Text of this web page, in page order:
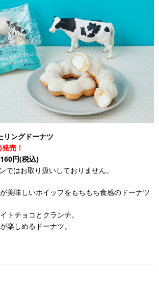
リングドーナツ
売！
円(税込)
はお取り扱いしておりません。
美味しいホイップをもちもち食感のドーナツ
トチョコとクランチ。
楽しめるドーナツ。